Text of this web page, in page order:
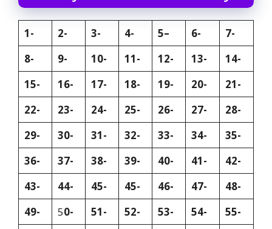
1- 2- 3- 4- 5– 6-
7-
8-
9- 10- 11- 12- 13-
14-
15-
16- 17- 18- 19- 20-
21-
22-
23- 24- 25- 26- 27-
28-
29-
30- 31- 32- 33- 34-
35-
36-
37- 38- 39- 40- 41-
42-
43-
44- 45- 45- 46- 47-
48-
49-
50- 51- 52- 53- 54-
55-